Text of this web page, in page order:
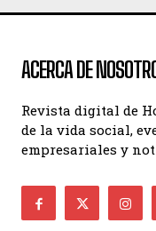
ACERCA DE
Revista digital de
de la vida social,
empresariales y